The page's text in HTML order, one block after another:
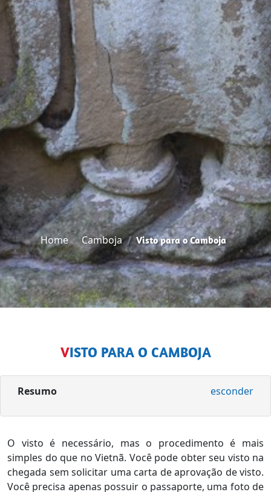
Home Camboja Visto para o Camboja
VISTO PARA O CAMBOJA
Resumo esconder
O visto é necessário, mas o procedimento é mais
simples do que no Vietnã. Você pode obter seu visto na
chegada sem solicitar uma carta de aprovação de visto.
Você precisa apenas possuir o passaporte, uma foto de